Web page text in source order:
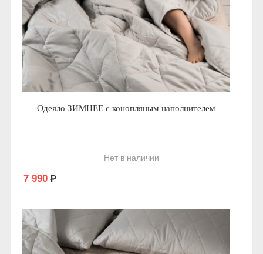
Одеяло ЗИМНЕЕ с конопляным наполнителем
Нет в наличии
7 990 Р